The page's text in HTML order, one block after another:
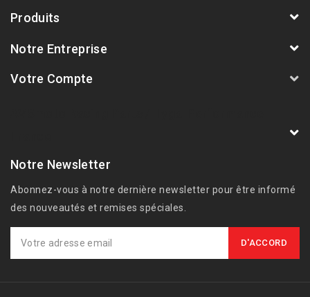
Produits
Notre Entreprise
Votre Compte
Notre Newsletter
Abonnez-vous à notre dernière newsletter pour être informé
des nouveautés et remises spéciales.